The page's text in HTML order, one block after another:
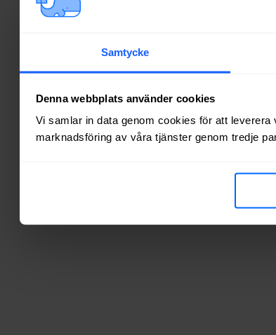
Samtycke
Denna webbplats använder cookies
Vi samlar in data genom cookies för att
marknadsföring av våra tjänster genom tredje